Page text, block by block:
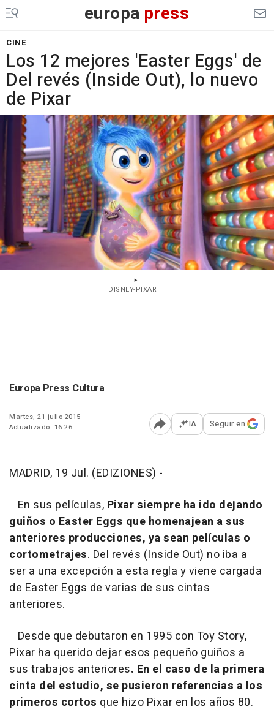
europa press
CINE
Los 12 mejores 'Easter Eggs' de
Del revés (Inside Out), lo nuevo
de Pixar
DISNEY-PIXAR
Europa Press Cultura
Martes, 21 julio 2015
Actualizado: 16:26
Abrir opciones para
IA Seguir en
MADRID, 19 Jul. (EDIZIONES) -
En sus películas, Pixar siempre ha ido dejando
guiños o Easter Eggs que homenajean a sus
anteriores producciones, ya sean películas o
cortometrajes. Del revés (Inside Out) no iba a
ser a una excepción a esta regla y viene cargada
de Easter Eggs de varias de sus cintas
anteriores.
Desde que debutaron en 1995 con Toy Story,
Pixar ha querido dejar esos pequeño guiños a
sus trabajos anteriores. En el caso de la primera
cinta del estudio, se pusieron referencias a los
primeros cortos que hizo Pixar en los años 80.